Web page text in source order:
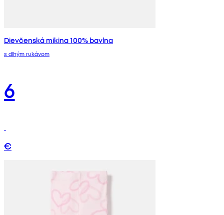
Dievčenská mikina 100% bavlna
s dlhým rukávom
6
€